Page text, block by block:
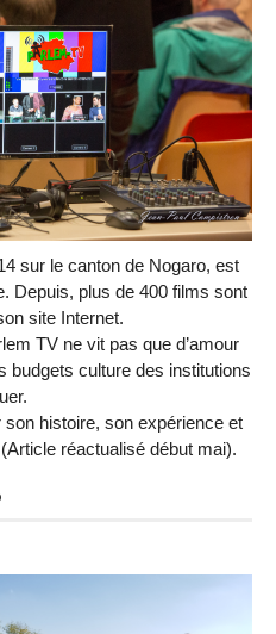
sur le canton de Nogaro, est
Depuis, plus de 400 films sont
site Internet.
TV ne vit pas que d’amour
budgets culture des institutions
son histoire, son expérience et
réactualisé début mai).